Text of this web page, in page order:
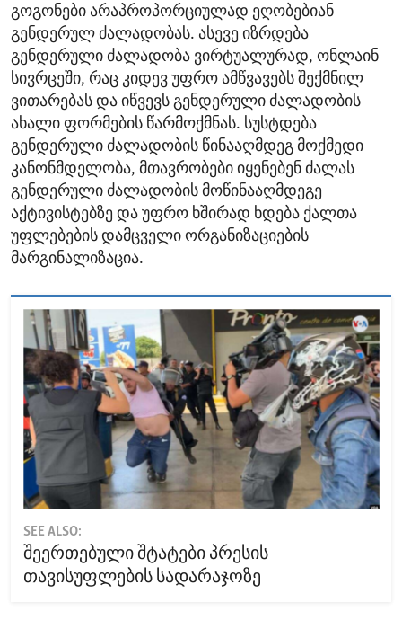
გოგონები არაპროპორციულად ეღობებიან
გენდერულ ძალადობას. ასევე იზრდება
გენდერული ძალადობა ვირტუალურად, ონლაინ
სივრცეში, რაც კიდევ უფრო ამწვავებს შექმნილ
ვითარებას და იწვევს გენდერული ძალადობის
ახალი ფორმების წარმოქმნას. სუსტდება
გენდერული ძალადობის წინააღმდეგ მოქმედი
კანონმდელობა, მთავრობები იყენებენ ძალას
გენდერული ძალადობის მოწინააღმდეგე
აქტივისტებზე და უფრო ხშირად ხდება ქალთა
უფლებების დამცველი ორგანიზაციების
მარგინალიზაცია.
SEE ALSO:
შეერთებული შტატები პრესის
თავისუფლების სადარაჯოზე